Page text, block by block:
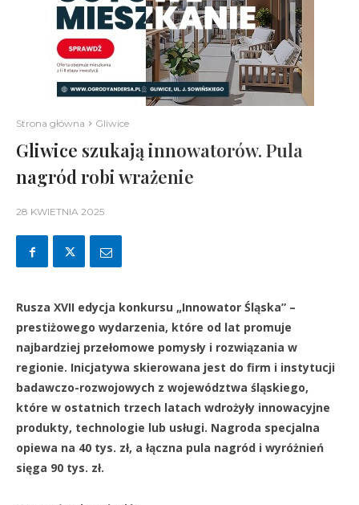
Strona główna Gliwice
Gliwice szukają innowatorów. Pula
nagród robi wrażenie
28 KWIETNIA 2025
Rusza XVII edycja konkursu „Innowator Śląska” –
prestiżowego wydarzenia, które od lat promuje
najbardziej przełomowe pomysły i rozwiązania w
regionie. Inicjatywa skierowana jest do firm i instytucji
badawczo-rozwojowych z województwa śląskiego,
które w ostatnich trzech latach wdrożyły innowacyjne
produkty, technologie lub usługi. Nagroda specjalna
opiewa na 40 tys. zł, a łączna pula nagród i wyróżnień
sięga 90 tys. zł.